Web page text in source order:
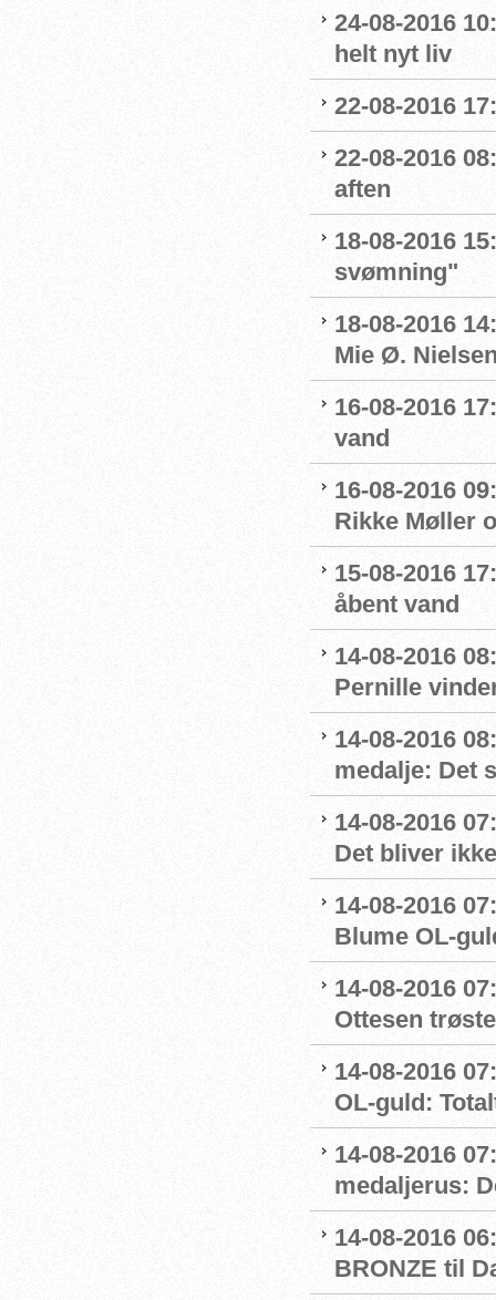
24-08-2016
helt nyt liv
22-08-2016
22-08-2016
aften
18-08-2016
svømning"
18-08-2016
Mie Ø.
16-08-2016
vand
16-08-2016
Rikke Møller
15-08-2016
åbent vand
14-08-2016
Pernille
14-08-2016
medalje: Det
14-08-2016
Det bliver
14-08-2016
Blume OL-
14-08-2016
Ottesen
14-08-2016
OL-guld:
14-08-2016
medaljerus:
14-08-2016
BRONZE til